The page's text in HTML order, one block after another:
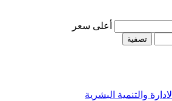
أعلى سعر
تصفية
الادارة والتنمية البشرية